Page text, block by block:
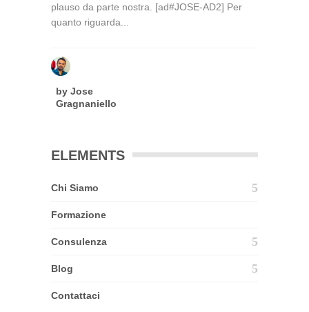
plauso da parte nostra. [ad#JOSE-AD2] Per
quanto riguarda...
by Jose
Gragnaniello
ELEMENTS
Chi Siamo
Formazione
Consulenza
Blog
Contattaci